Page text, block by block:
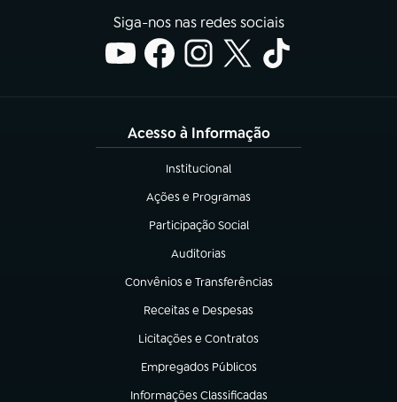
Siga-nos nas redes sociais
Acesso à Informação
Institucional
(abre em nova aba)
Ações e Programas
(abre em nova aba)
Participação Social
(abre em nova aba)
Auditorias
(abre em nova aba)
Convênios e Transferências
(abre em nova aba)
Receitas e Despesas
(abre em nova aba)
Licitações e Contratos
(abre em nova aba)
Empregados Públicos
(abre em nova aba)
Informações Classificadas